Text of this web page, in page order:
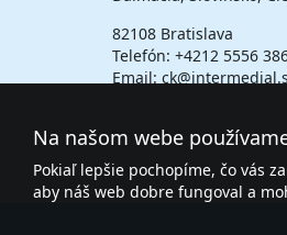
82108 Bratislava
Telefón: +4212 5556
Email:
Na našom webe
Pokiaľ lepšie pochopíme, čo vás
aby náš web dobre fungoval a